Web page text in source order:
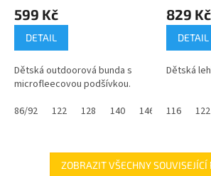
599 Kč
DETAIL
Dětská outdoorová bunda s
microfleecovou podšívkou.
86/92
122 128 140 146 152
829 Kč
DETAIL
Dětská
116 122
ZOBRAZIT VŠECHNY SOUVISEJÍCÍ